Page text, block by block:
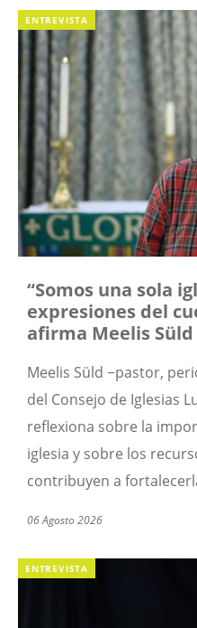
ENTREVISTA
“Somos una sola
expresiones del
afirma Meelis Süld
Meelis Süld −pastor,
del Consejo de Iglesias
reflexiona sobre la
iglesia y sobre los
contribuyen a
06 Agosto 2026
ENTREVISTA